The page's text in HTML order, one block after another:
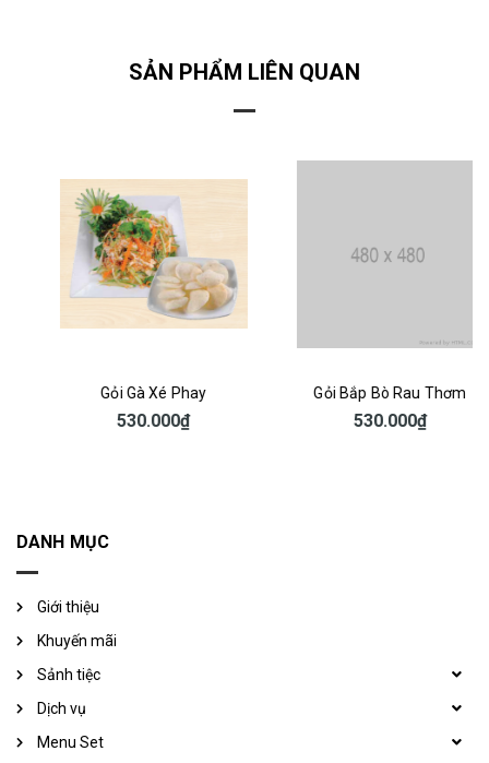
SẢN PHẨM LIÊN QUAN
Gỏi Gà Xé Phay
530.000₫
Gỏi Bắp Bò Rau Thơm
530.000₫
DANH MỤC
Giới thiệu
Khuyến mãi
Sảnh tiệc
Dịch vụ
Menu Set